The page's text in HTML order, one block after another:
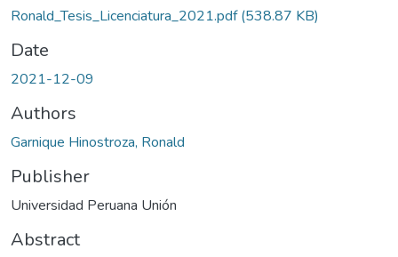
Ronald_Tesis_Licenciatura_2021.pdf(538.87 KB)
Date
2021-12-09
Authors
Garnique Hinostroza, Ronald
Publisher
Universidad Peruana Unión
Abstract